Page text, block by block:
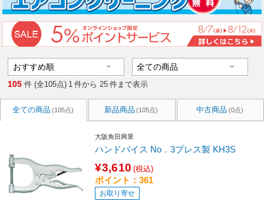
105 件 (全105点) 1 件から 25 件まで表示
全ての商品 (105点) 新品商品 (105点) 中古商品 (0点)
大阪角田興業
ハンドバイス No．3プレス製 KH3S
¥3,610 (税込)
ポイント：361
お取り寄せ